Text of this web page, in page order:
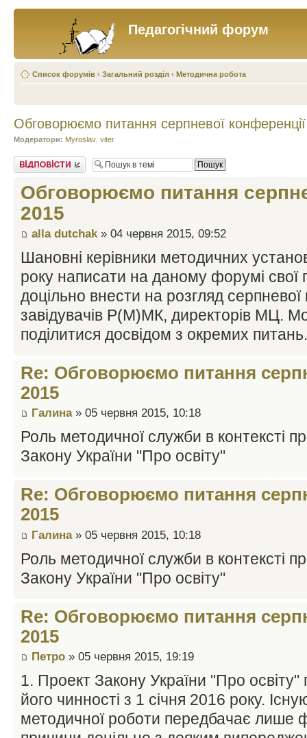
Педагогічний форум
Список форумів ‹ Загальний розділ ‹ Методична робота
Обговорюємо питання серпневої
Модератори: Myroslav viter
Відповісти
Обговорюємо питання
2015
alla dutchak » 04 червня 2015, 09:52
Шановні керівники методичних
року написати на даному форумі свої
доцільно внести на розгляд серпневої
завідувачів Р(М)МК, директорів МЦ.
поділитися досвідом з окремих питань.
Re: Обговорюємо питання
2015
Галина» 05 червня 2015, 10:18
Роль методичної служби в контексті
Закону України "Про освіту"
Re: Обговорюємо питання
2015
Галина» 05 червня 2015, 10:18
Роль методичної служби в контексті
Закону України "Про освіту"
Re: Обговорюємо питання
2015
Петро » 05 червня 2015, 19:19
1. Проект Закону України "Про
його чинності з 1 січня 2016 року.
методичної роботи передбачає лише